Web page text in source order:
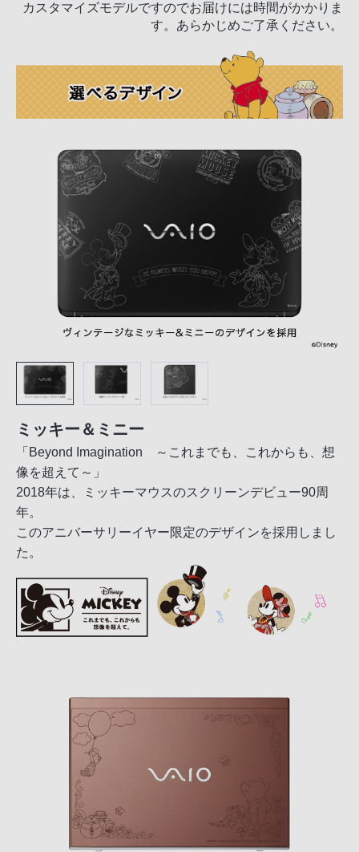
カスタマイズモデルですのでお届けには時間がかかりま
す。あらかじめご了承ください。
ミッキー＆ミニー
「Beyond Imagination ～これまでも、これからも、想
像を超えて～」
2018年は、ミッキーマウスのスクリーンデビュー90周
年。
このアニバーサリーイヤー限定のデザインを採用しまし
た。